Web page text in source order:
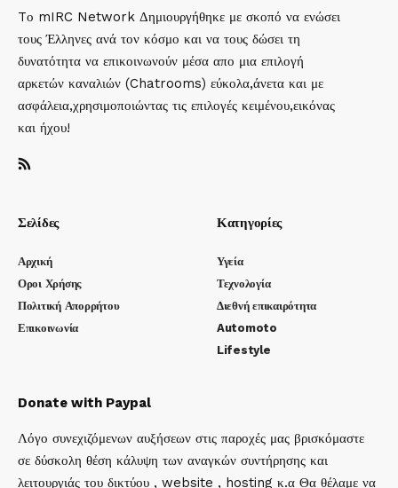
Tο mIRC Network Δημιουργήθηκε με σκοπό να ενώσει
τους Έλληνες ανά τον κόσμο και να τους δώσει τη
δυνατότητα να επικοινωνούν μέσα απο μια επιλογή
αρκετών καναλιών (Chatrooms) εύκολα,άνετα και με
ασφάλεια,χρησιμοποιώντας τις επιλογές κειμένου,εικόνας
και ήχου!
Σελίδες
Αρχική
Οροι Χρήσης
Πολιτική Απορρήτου
Επικοινωνία
Κατηγορίες
Υγεία
Τεχνολογία
Διεθνή επικαιρότητα
Automoto
Lifestyle
Donate with Paypal
Λόγο συνεχιζόμενων αυξήσεων στις παροχές μας βρισκόμαστε
σε δύσκολη θέση κάλυψη των αναγκών συντήρησης και
λειτουργιάς του δικτύου , website , hosting κ.α Θα θέλαμε να